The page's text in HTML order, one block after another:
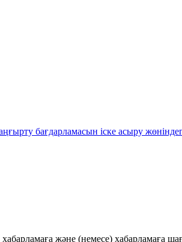
бағдарламасын іске асыру
хабарламаға және (немесе)